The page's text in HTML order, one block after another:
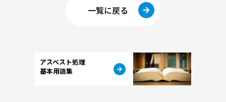
一覧に戻る
アスベスト処理
基本用語集